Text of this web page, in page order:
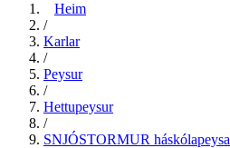
Heim
/
Karlar
/
Peysur
/
Hettupeysur
/
SNJÓSTORMUR háskólapeysa